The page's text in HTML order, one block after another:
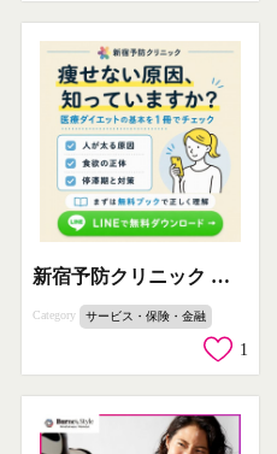
新宿予防クリニック 医療ダイエット無料ブック
Category サービス・保険・金融
1